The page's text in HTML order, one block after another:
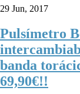
29 Jun, 2017
Pulsímetro
banda
69,90€!!